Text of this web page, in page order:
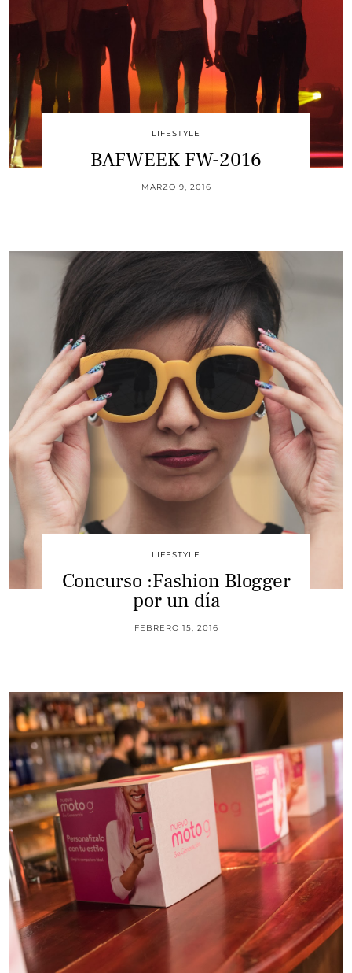
LIFESTYLE
BAFWEEK FW-2016
MARZO 9, 2016
LIFESTYLE
Concurso :Fashion Blogger
por un día
FEBRERO 15, 2016